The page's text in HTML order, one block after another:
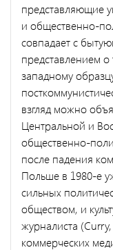
представляющие
и общественно-
совпадает с
представлением
западному
взгляд можно
Центральной и
общественно-
после падения
Польше в 1980-е
сильных
обществом, и
журналиста
коммерческих